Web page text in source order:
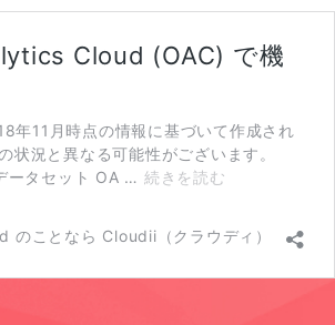
Cloud (OAC) で機
年11月時点の情報に基づいて作成され
状況と異なる可能性がございます。
ータセット OA … 続きを読む
のことなら Cloudii（クラウディ）